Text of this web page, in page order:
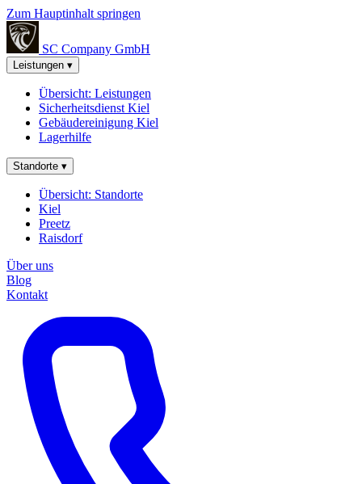
Zum Hauptinhalt springen
SC Company GmbH
Leistungen ▾
Übersicht: Leistungen
Sicherheitsdienst Kiel
Gebäudereinigung Kiel
Lagerhilfe
Standorte ▾
Übersicht: Standorte
Kiel
Preetz
Raisdorf
Über uns
Blog
Kontakt